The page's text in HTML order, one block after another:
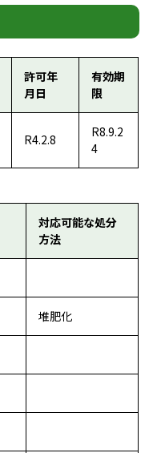
許可年
月日
有効期
限
R4.2.8
R8.9.2
4
対応可能な処分
方法
堆肥化